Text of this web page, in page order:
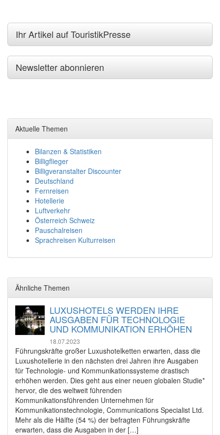
Ihr Artikel auf TouristikPresse
Newsletter abonnieren
Aktuelle Themen
Bilanzen & Statistiken
Billigflieger
Billigveranstalter Discounter
Deutschland
Fernreisen
Hotellerie
Luftverkehr
Österreich Schweiz
Pauschalreisen
Sprachreisen Kulturreisen
Ähnliche Themen
LUXUSHOTELS WERDEN IHRE
AUSGABEN FÜR TECHNOLOGIE
UND KOMMUNIKATION ERHÖHEN
18.07.2023
Führungskräfte großer Luxushotelketten erwarten, dass die
Luxushotellerie in den nächsten drei Jahren ihre Ausgaben
für Technologie- und Kommunikationssysteme drastisch
erhöhen werden. Dies geht aus einer neuen globalen Studie*
hervor, die des weltweit führenden
Kommunikationsführenden Unternehmen für
Kommunikationstechnologie, Communications Specialist Ltd.
Mehr als die Hälfte (54 %) der befragten Führungskräfte
erwarten, dass die Ausgaben in der […]